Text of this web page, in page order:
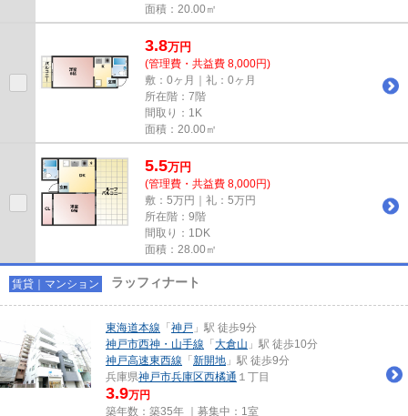
面積：20.00㎡
3.8万円
(管理費・共益費 8,000円)
敷：0ヶ月｜礼：0ヶ月
所在階：7階
間取り：1K
面積：20.00㎡
5.5万円
(管理費・共益費 8,000円)
敷：5万円｜礼：5万円
所在階：9階
間取り：1DK
面積：28.00㎡
賃貸｜マンション ラッフィナート
東海道本線 「 神戸 」駅 徒歩9分
神戸市西神・山手線 「 大倉山 」駅 徒歩10分
神戸高速東西線 「 新開地 」駅 徒歩9分
兵庫県神戸市兵庫区西橘通 １丁目
3.9万円
築年数：築35年 ｜募集中： 1室